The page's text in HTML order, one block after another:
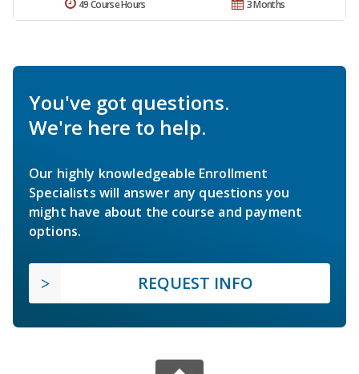
3 Months
49 Course Hours
You've got questions.
We're here to help.
Our highly knowledgeable Enrollment
Specialists will answer any questions you
might have about the course and payment
options.
REQUEST INFO